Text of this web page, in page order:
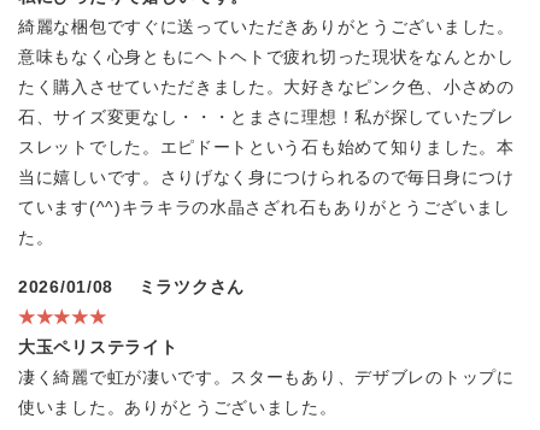
綺麗な梱包ですぐに送っていただきありがとうございました。
意味もなく心身ともにヘトヘトで疲れ切った現状をなんとかし
たく購入させていただきました。大好きなピンク色、小さめの
石、サイズ変更なし・・・とまさに理想！私が探していたブレ
スレットでした。エピドートという石も始めて知りました。本
当に嬉しいです。さりげなく身につけられるので毎日身につけ
ています(^^)キラキラの水晶さざれ石もありがとうございまし
た。
2026/01/08
ミラツクさん
★★★★★
大玉ペリステライト
凄く綺麗で虹が凄いです。スターもあり、デザブレのトップに
使いました。ありがとうございました。